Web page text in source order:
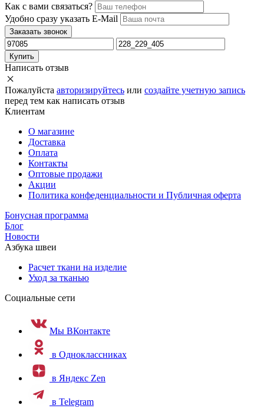
Как с вами связаться?
Удобно сразу указать E-Mail
Заказать звонок
Купить
Написать отзыв
Пожалуйста авторизируйтесь или создайте учетную запись
перед тем как написать отзыв
Клиентам
О магазине
Доставка
Оплата
Контакты
Оптовые продажи
Акции
Политика конфеденциальности и Публичная оферта
Бонусная программа
Блог
Новости
Азбука швеи
Расчет ткани на изделие
Уход за тканью
Социальные сети
Мы ВКонтакте
в Одноклассниках
в Яндекс Zen
в Telegram